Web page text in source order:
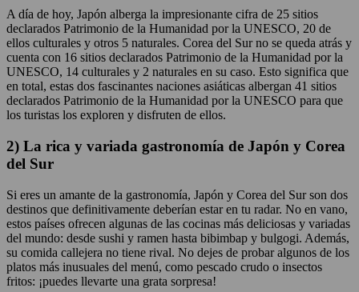
A día de hoy, Japón alberga la impresionante cifra de 25 sitios
declarados Patrimonio de la Humanidad por la UNESCO, 20 de
ellos culturales y otros 5 naturales. Corea del Sur no se queda atrás y
cuenta con 16 sitios declarados Patrimonio de la Humanidad por la
UNESCO, 14 culturales y 2 naturales en su caso. Esto significa que
en total, estas dos fascinantes naciones asiáticas albergan 41 sitios
declarados Patrimonio de la Humanidad por la UNESCO para que
los turistas los exploren y disfruten de ellos.
2) La rica y variada gastronomía de Japón y Corea
del Sur
Si eres un amante de la gastronomía, Japón y Corea del Sur son dos
destinos que definitivamente deberían estar en tu radar. No en vano,
estos países ofrecen algunas de las cocinas más deliciosas y variadas
del mundo: desde sushi y ramen hasta bibimbap y bulgogi. Además,
su comida callejera no tiene rival. No dejes de probar algunos de los
platos más inusuales del menú, como pescado crudo o insectos
fritos: ¡puedes llevarte una grata sorpresa!